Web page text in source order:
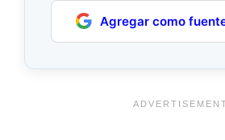
Agregar como